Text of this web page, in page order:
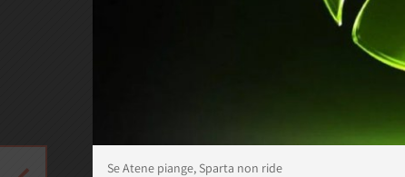
Se Atene piange, Sparta non ride